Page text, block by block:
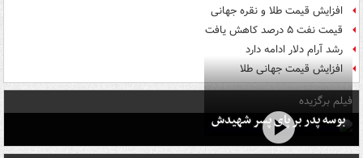
افزایش قیمت طلا و نقره جهانی
قیمت نفت ۵ درصد کاهش یافت
رشد آرام دلار ادامه دارد
افزایش قیمت جهانی طلا
فیلم برگزیده
بوسه‌ پدر بر پای پسر شهیدش